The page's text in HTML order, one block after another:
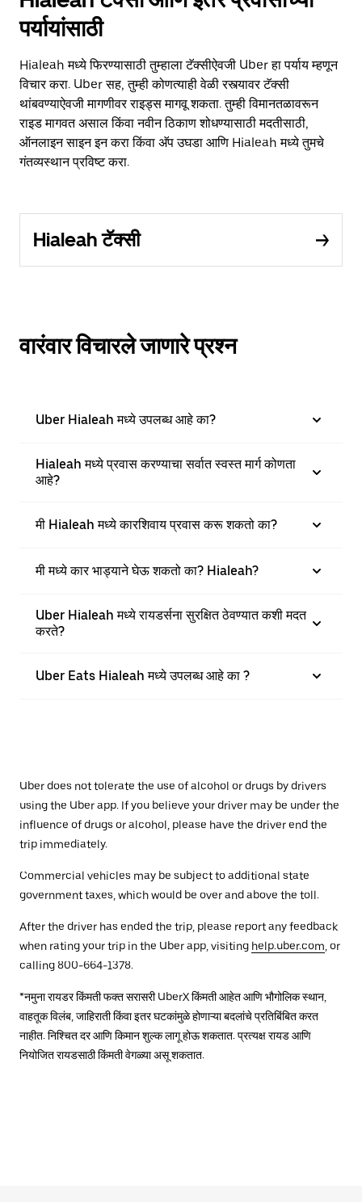
पर्यायांसाठी
Hialeah मध्ये फिरण्यासाठी तुम्हाला टॅक्सीऐवजी Uber हा पर्याय म्हणून
विचार करा. Uber सह, तुम्ही कोणत्याही वेळी रस्त्यावर टॅक्सी
थांबवण्याऐवजी मागणीवर राइड्स मागवू शकता. तुम्ही विमानतळावरून
राइड मागवत असाल किंवा नवीन ठिकाण शोधण्यासाठी मदतीसाठी,
ऑनलाइन साइन इन करा किंवा अ‍ॅप उघडा आणि Hialeah मध्ये तुमचे
गंतव्यस्थान प्रविष्ट करा.
Hialeah टॅक्सी
वारंवार विचारले जाणारे प्रश्न
Uber Hialeah मध्ये उपलब्ध आहे का?
Hialeah मध्ये प्रवास करण्याचा सर्वात स्वस्त मार्ग कोणता
आहे?
मी Hialeah मध्ये कारशिवाय प्रवास करू शकतो का?
मी मध्ये कार भाड्याने घेऊ शकतो का? Hialeah?
Uber Hialeah मध्ये रायडर्सना सुरक्षित ठेवण्यात कशी मदत
करते?
Uber Eats Hialeah मध्ये उपलब्ध आहे का ?
Uber does not tolerate the use of alcohol or drugs by drivers
using the Uber app. If you believe your driver may be under the
influence of drugs or alcohol, please have the driver end the
trip immediately.
Commercial vehicles may be subject to additional state
government taxes, which would be over and above the toll.
After the driver has ended the trip, please report any feedback
when rating your trip in the Uber app, visiting help.uber.com , or
calling 800-664-1378.
*नमुना रायडर किंमती फक्त सरासरी UberX किंमती आहेत आणि भौगोलिक स्थान,
वाहतूक विलंब, जाहिराती किंवा इतर घटकांमुळे होणाऱ्या बदलांचे प्रतिबिंबित करत
नाहीत. निश्चित दर आणि किमान शुल्क लागू होऊ शकतात. प्रत्यक्ष रायड आणि
नियोजित रायडसाठी किंमती वेगळ्या असू शकतात.